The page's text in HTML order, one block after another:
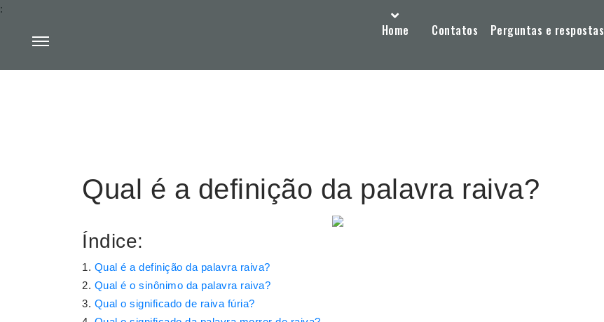
Home Contatos Perguntas e respostas
:
Qual é a definição da palavra raiva?
Índice:
Qual é a definição da palavra raiva?
Qual é o sinônimo da palavra raiva?
Qual o significado de raiva fúria?